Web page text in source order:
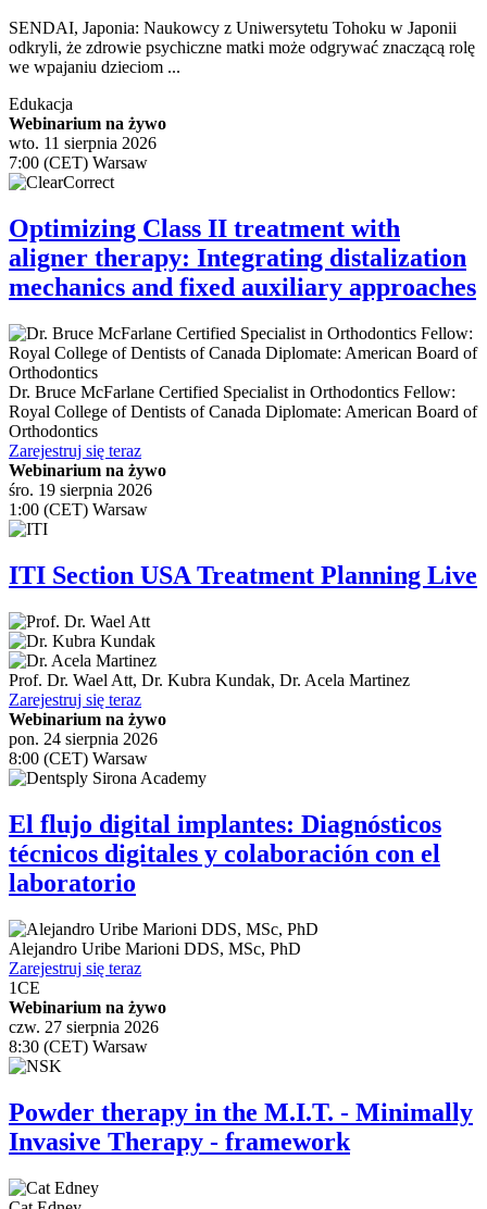
SENDAI, Japonia: Naukowcy z Uniwersytetu Tohoku w Japonii
odkryli, że zdrowie psychiczne matki może odgrywać znaczącą rolę
we wpajaniu dzieciom ...
Edukacja
Webinarium na żywo
wto. 11 sierpnia 2026
7:00 (CET) Warsaw
Optimizing Class II treatment with
aligner therapy: Integrating distalization
mechanics and fixed auxiliary approaches
Dr. Bruce McFarlane Certified Specialist in Orthodontics Fellow:
Royal College of Dentists of Canada Diplomate: American Board of
Orthodontics
Zarejestruj się teraz
Webinarium na żywo
śro. 19 sierpnia 2026
1:00 (CET) Warsaw
ITI Section USA Treatment Planning Live
Prof. Dr. Wael Att, Dr. Kubra Kundak, Dr. Acela Martinez
Zarejestruj się teraz
Webinarium na żywo
pon. 24 sierpnia 2026
8:00 (CET) Warsaw
El flujo digital implantes: Diagnósticos
técnicos digitales y colaboración con el
laboratorio
Alejandro Uribe Marioni DDS, MSc, PhD
Zarejestruj się teraz
1CE
Webinarium na żywo
czw. 27 sierpnia 2026
8:30 (CET) Warsaw
Powder therapy in the M.I.T. - Minimally
Invasive Therapy - framework